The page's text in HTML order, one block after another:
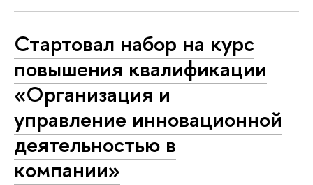
Стартовал набор на курс
повышения квалификации
«Организация и
управление инновационной
деятельностью в
компании»